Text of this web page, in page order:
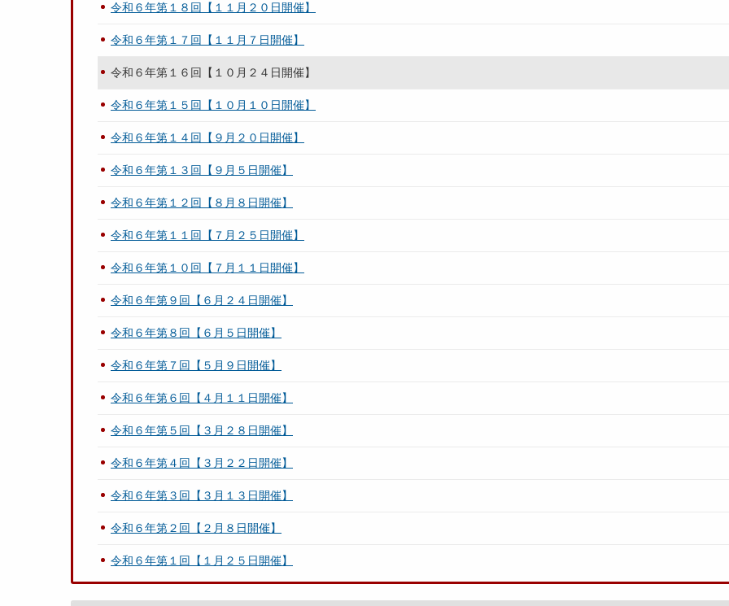
令和６年第１８回【１１月２０日開催】
令和６年第１７回【１１月７日開催】
令和６年第１６回【１０月２４日開催】
令和６年第１５回【１０月１０日開催】
令和６年第１４回【９月２０日開催】
令和６年第１３回【９月５日開催】
令和６年第１２回【８月８日開催】
令和６年第１１回【７月２５日開催】
令和６年第１０回【７月１１日開催】
令和６年第９回【６月２４日開催】
令和６年第８回【６月５日開催】
令和６年第７回【５月９日開催】
令和６年第６回【４月１１日開催】
令和６年第５回【３月２８日開催】
令和６年第４回【３月２２日開催】
令和６年第３回【３月１３日開催】
令和６年第２回【２月８日開催】
令和６年第１回【１月２５日開催】